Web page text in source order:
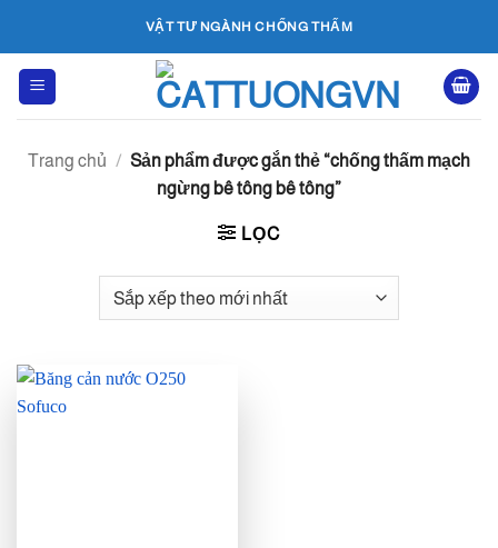
nội
dung
VẬT TƯ NGÀNH CHỐNG THẤM
Trang chủ / Sản phẩm được gắn thẻ “chống thấm mạch
ngừng bê tông bê tông”
LỌC